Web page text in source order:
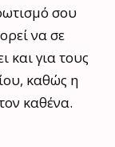
σου
να σε
και για τους
καθώς η
καθένα.